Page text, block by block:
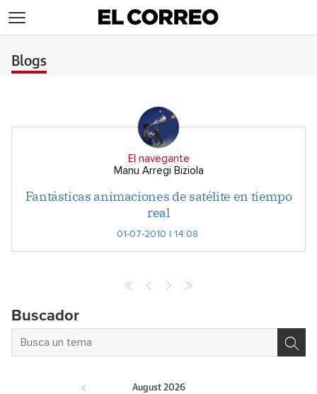
Blogs
El navegante
Manu Arregi Biziola
Fantásticas animaciones de satélite en tiempo
real
01-07-2010 | 14:08
Buscador
August 2026